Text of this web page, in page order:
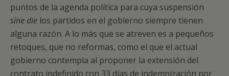
puntos de la agenda política para cuya suspensión
sine die los partidos en el gobierno siempre tienen
alguna razón. A lo más que se atreven es a pequeños
retoques, que no reformas, como el que el actual
gobierno contempla al proponer la extensión del
contrato indefinido con 33 días de indemnización por